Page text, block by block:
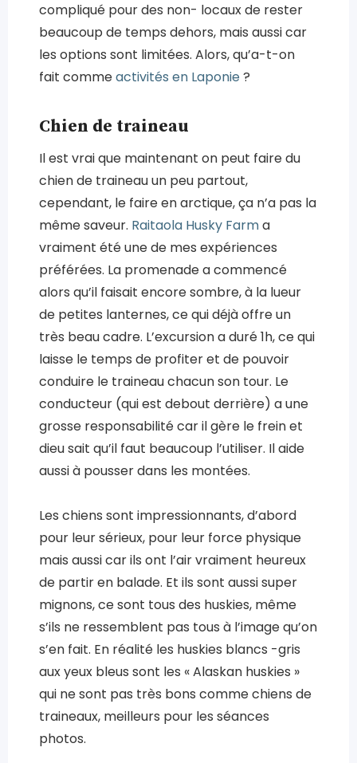
compliqué pour des non- locaux de rester
beaucoup de temps dehors, mais aussi car
les options sont limitées. Alors, qu’a-t-on
fait commeactivités en Laponie?
Chien de traineau
Il est vrai que maintenant on peut faire du
chien de traineau un peu partout,
cependant, le faire en arctique, ça n’a pas la
même saveur. Raitaola Husky Farma
vraiment été une de mes expériences
préférées. La promenade a commencé
alors qu’il faisait encore sombre, à la lueur
de petites lanternes, ce qui déjà offre un
très beau cadre. L’excursion a duré 1h, ce qui
laisse le temps de profiter et de pouvoir
conduire le traineau chacun son tour. Le
conducteur (qui est debout derrière) a une
grosse responsabilité car il gère le frein et
dieu sait qu’il faut beaucoup l’utiliser. Il aide
aussi à pousser dans les montées.
Les chiens sont impressionnants, d’abord
pour leur sérieux, pour leur force physique
mais aussi car ils ont l’air vraiment heureux
de partir en balade. Et ils sont aussi super
mignons, ce sont tous des huskies, même
s’ils ne ressemblent pas tous à l’image qu’on
s’en fait. En réalité les huskies blancs -gris
aux yeux bleus sont les « Alaskan huskies »
qui ne sont pas très bons comme chiens de
traineaux, meilleurs pour les séances
photos.